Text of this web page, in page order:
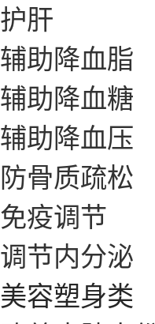
护肝
辅助降血脂
辅助降血糖
辅助降血压
防骨质疏松
免疫调节
调节内分泌
美容塑身类